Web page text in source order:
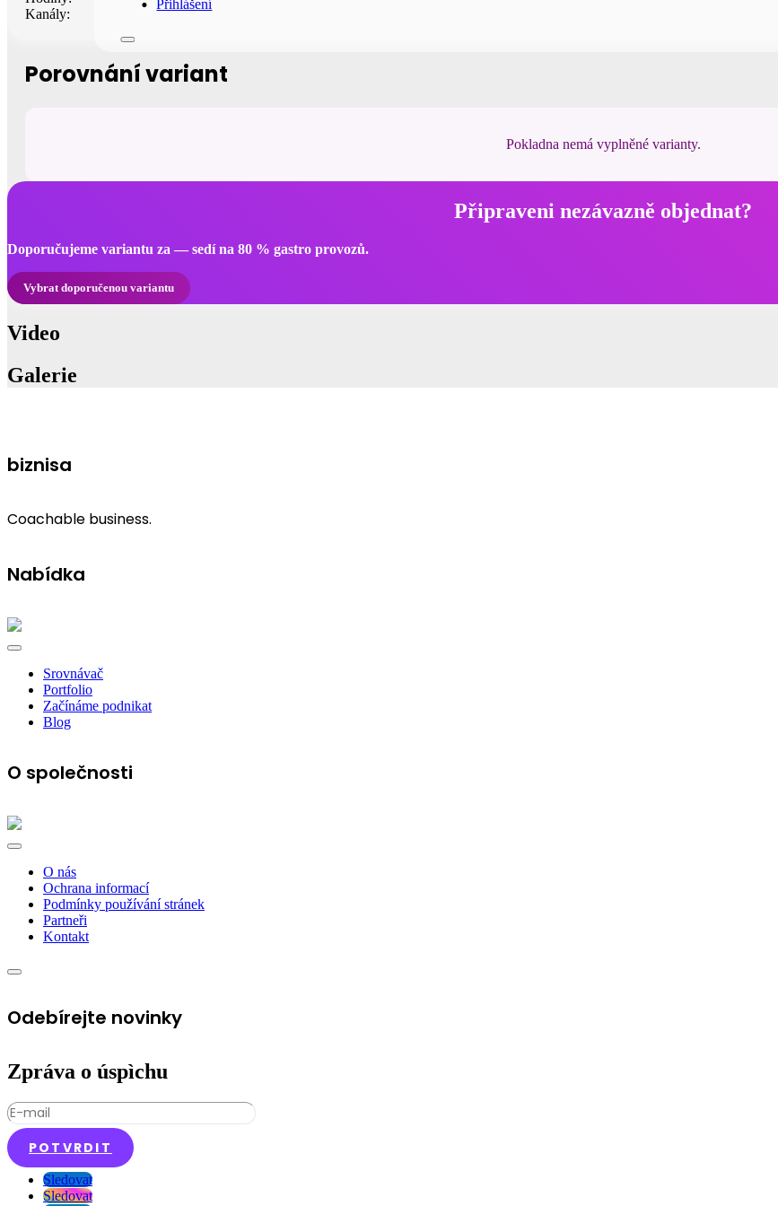
Přihlášení
Kanály:
Porovnání variant
Pokladna nemá vyplněné varianty.
Připraveni nezávazně objednat?
Doporučujeme variantu za — sedí na 80 % gastro provozů.
Vybrat doporučenou variantu
Video
Galerie
biznisa
Coachable business.
Nabídka
Srovnávač
Portfolio
Začínáme podnikat
Blog
O společnosti
O nás
Ochrana informací
Podmínky používání stránek
Partneři
Kontakt
Odebírejte novinky
Zpráva o úspìchu
POTVRDIT
Sledovat
Sledovat